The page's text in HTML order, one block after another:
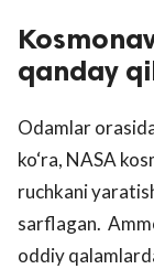
qanday
Odamlar
ko‘ra, NASA
ruchkani
sarflagan.
oddiy